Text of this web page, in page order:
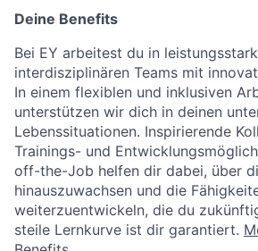
Deine Benefits
Bei EY arbeitest du in
interdisziplinären Teams mit
In einem flexiblen und inklusiven
unterstützen wir dich in deinen
Lebenssituationen. Inspirierende
Trainings- und
off-the-Job helfen dir dabei, über
hinauszuwachsen und die
weiterzuentwickeln, die du
steile Lernkurve ist dir garantiert.